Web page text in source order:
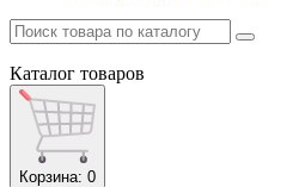
Каталог товаров
Корзина: 0